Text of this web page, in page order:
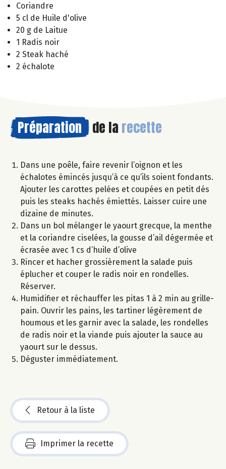
Coriandre
5 cl de Huile d'olive
20 g de Laitue
1 Radis noir
2 Steak haché
2 échalote
Préparation de la recette
Dans une poêle, faire revenir l’oignon et les
échalotes émincés jusqu’à ce qu’ils soient fondants.
Ajouter les carottes pelées et coupées en petit dés
puis les steaks hachés émiettés. Laisser cuire une
dizaine de minutes.
Dans un bol mélanger le yaourt grecque, la menthe
et la coriandre ciselées, la gousse d’ail dégermée et
écrasée avec 1 cs d’huile d’olive
Rincer et hacher grossièrement la salade puis
éplucher et couper le radis noir en rondelles.
Réserver.
Humidifier et réchauffer les pitas 1 à 2 min au grille-
pain. Ouvrir les pains, les tartiner légèrement de
houmous et les garnir avec la salade, les rondelles
de radis noir et la viande puis ajouter la sauce au
yaourt sur le dessus.
Déguster immédiatement.
Retour à la liste
Imprimer la recette